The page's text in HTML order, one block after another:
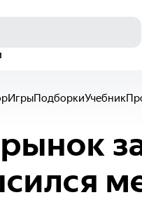
ИгрыПодборкиУчебник